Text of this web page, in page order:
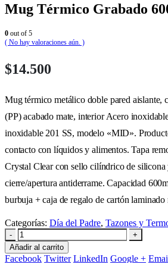
Mug Térmico Grabado
0 out of 5
( No hay valoraciones aún. )
$14.500
Mug térmico metálico doble pared aislante,
(PP) acabado mate, interior Acero
inoxidable 201 SS, modelo «MID».
contacto con líquidos y alimentos. Tapa
Crystal Clear con sello cilíndrico de silicona
cierre/apertura antiderrame. Capacidad
burbuja + caja de regalo de cartón laminado
Categorías: Día del Padre, Tazones y
-
+
Añadir al carrito
Facebook Twitter LinkedIn Google +